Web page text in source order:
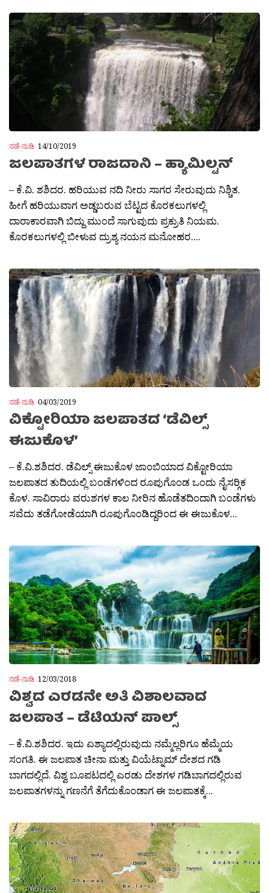
ನಡೆ-ನುಡಿ 14/10/2019
ಜಲಪಾತಗಳ ರಾಜದಾನಿ – ಹ್ಯಾಮಿಲ್ಟನ್
– ಕೆ.ವಿ. ಶಶಿದರ. ಹರಿಯುವ ನದಿ ನೀರು ಸಾಗರ ಸೇರುವುದು ನಿಶ್ಚಿತ.
ಹೀಗೆ ಹರಿಯುವಾಗ ಅಡ್ಡಬರುವ ಬೆಟ್ಟದ ಕೊರಕಲುಗಳಲ್ಲಿ
ದಾರಾಕಾರವಾಗಿ ಬಿದ್ದು ಮುಂದೆ ಸಾಗುವುದು ಪ್ರಕ್ರುತಿ ನಿಯಮ.
ಕೊರಕಲುಗಳಲ್ಲಿ ಬೀಳುವ ದ್ರುಶ್ಯ ನಯನ ಮನೋಹರ....
ನಡೆ-ನುಡಿ 04/03/2019
ವಿಕ್ಟೋರಿಯಾ ಜಲಪಾತದ ‘ಡೆವಿಲ್ಸ್
ಈಜುಕೊಳ’
– ಕೆ.ವಿ.ಶಶಿದರ. ಡೆವಿಲ್ಸ್ ಈಜುಕೊಳ ಜಾಂಬಿಯಾದ ವಿಕ್ಟೋರಿಯಾ
ಜಲಪಾತದ ತುದಿಯಲ್ಲಿ ಬಂಡೆಗಳಿಂದ ರೂಪುಗೊಂಡ ಒಂದು ನೈಸರ‍್ಗಿಕ
ಕೊಳ. ಸಾವಿರಾರು ವರುಶಗಳ ಕಾಲ ನೀರಿನ ಹೊಡೆತದಿಂದಾಗಿ ಬಂಡೆಗಳು
ಸವೆದು ತಡೆಗೋಡೆಯಾಗಿ ರೂಪುಗೊಂಡಿದ್ದರಿಂದ ಈ ಈಜುಕೊಳ...
ನಡೆ-ನುಡಿ 12/03/2018
ವಿಶ್ವದ ಎರಡನೇ ಅತಿ ವಿಶಾಲವಾದ
ಜಲಪಾತ – ಡೆಟಿಯನ್ ಪಾಲ್ಸ್
– ಕೆ.ವಿ.ಶಶಿದರ. ಇದು ಏಶ್ಯಾದಲ್ಲಿರುವುದು ನಮ್ಮೆಲ್ಲರಿಗೂ ಹೆಮ್ಮೆಯ
ಸಂಗತಿ. ಈ ಜಲಪಾತ ಚೀನಾ ಮತ್ತು ವಿಯೆಟ್ನಾಮ್ ದೇಶದ ಗಡಿ
ಬಾಗದಲ್ಲಿದೆ. ವಿಶ್ವ ಬೂಪಟದಲ್ಲಿ ಎರಡು ದೇಶಗಳ ಗಡಿಬಾಗದಲ್ಲಿರುವ
ಜಲಪಾತಗಳನ್ನು ಗಣನೆಗೆ ತೆಗೆದುಕೊಂಡಾಗ ಈ ಜಲಪಾತಕ್ಕೆ...